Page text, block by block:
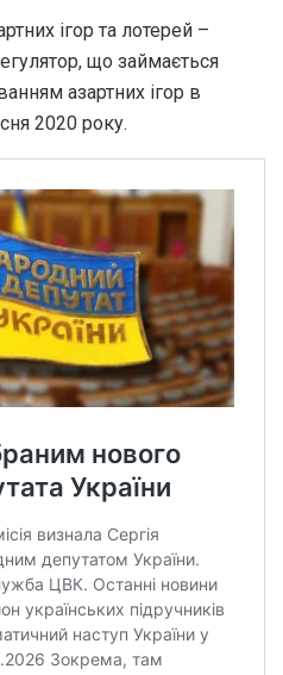
ігор та лотерей –
що займається
азартних ігор в
2020 року.